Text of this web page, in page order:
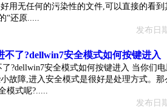
用无任何的污染性的文件,可以直接的看
“还原.....
发布日
不了?dellwin7安全模式如何按键进入
?dellwin7安全模式如何按键进入 当你们
故障,进入安全模式是很好是处理方式。那
模式呢?.....
发布日